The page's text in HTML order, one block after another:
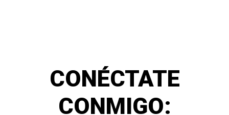
CONÉCTATE
CONMIGO: